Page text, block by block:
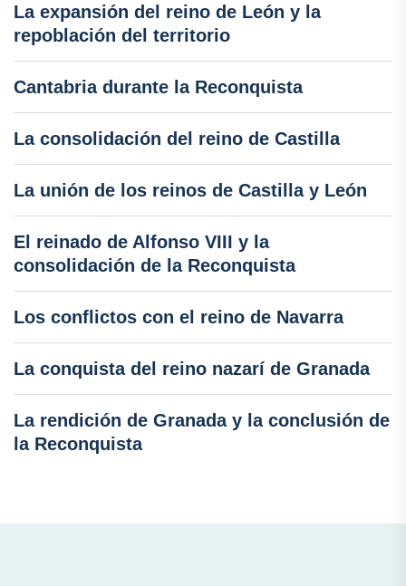
La expansión del reino de León y la
repoblación del territorio
Cantabria durante la Reconquista
La consolidación del reino de Castilla
La unión de los reinos de Castilla y León
El reinado de Alfonso VIII y la
consolidación de la Reconquista
Los conflictos con el reino de Navarra
La conquista del reino nazarí de Granada
La rendición de Granada y la conclusión de
la Reconquista